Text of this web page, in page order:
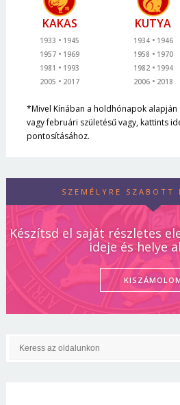
KAKAS
1933
1945
1957
1969
1981
1993
2005
2017
KUTYA
1934
1946
1958
1970
1982
1994
2006
2018
*Mivel Kínában a holdhónapok alapján
vagy februári születésű vagy, kattints
pontosításához.
SZEMÉLYRE SZABOTT
Készítsd el saját részletes
ideje és helye